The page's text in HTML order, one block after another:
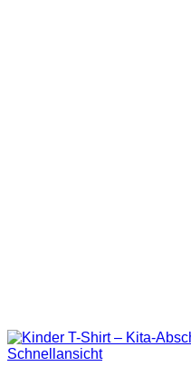
Schnellansicht